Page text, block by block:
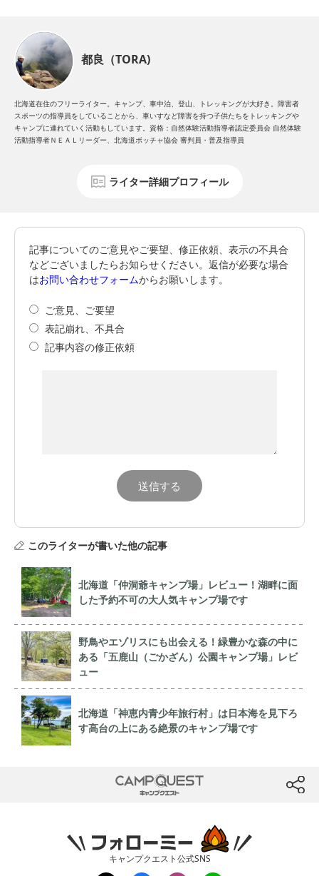
都良（TORA)
北海道在住のフリーライター。キャンプ、車中泊、登山、トレッキングが大好き。障害者
スポーツの指導員をしていることから、車いすなど障害を持つ子供たちをトレッキングや
キャンプに連れていく活動もしています。資格：自然体験活動指導者認定委員会 自然体験
活動指導者ＮＥＡＬリーダー、北海道ボッチャ協会 審判員・普及指導員
ライター詳細プロフィール
記事についてのご意見やご要望、修正依頼、表示の不具合
などございましたらお知らせください。返信が必要な場合
はお問い合わせフォームからお願いします。
ご意見、ご要望
表記崩れ、不具合
記事内容の修正依頼
このライターが書いた他の記事
北海道「仲洞爺キャンプ場」レビュー！湖畔に面
した予約不可の大人気キャンプ場です
野鳥やエゾリスにも出会える！緑豊かな森の中に
ある「五鹿山（ごかざん）公園キャンプ場」レビ
ュー
北海道「神恵内青少年旅行村」は日本海を見下ろ
す高台の上にある絶景のキャンプ場です
btn
CAMP QUEST
フォローミー
キャンプクエスト公式SNS